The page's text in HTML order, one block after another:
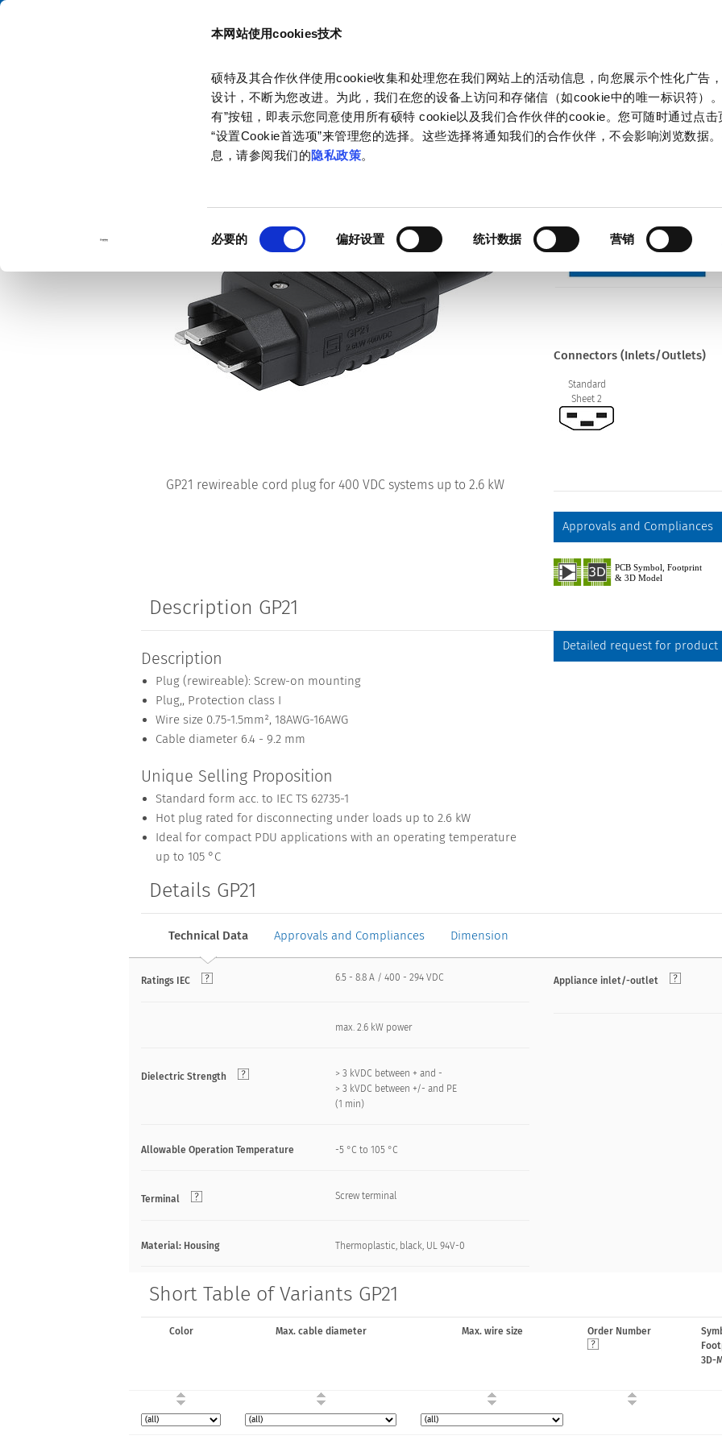
本网站使用cookies技术
硕特及其合作伙伴使用cookie收集和处理您在我们网站上的活动信息，向您展示个性化广告
设计，不断为您改进。为此，我们在您的设备上访问和存储信（如cookie中的唯一标识符）
有”按钮，即表示您同意使用所有硕特 cookie以及我们合作伙伴的cookie。您可随时通过点击
“设置Cookie首选项”来管理您的选择。这些选择将通知我们的合作伙伴，不会影响浏览数据
息，请参阅我们的隐私政策。
意
必要的 偏好设置 统计数据 营销
目录
Cord Connectors (Rewireable)
GP21 rewireable cord plug for 400 VDC systems up to 2.6 kW
Series
Connectors (Inlets/Outlets)
Standard
Sheet 2
Approvals and Compliances
Description GP21
Description
Plug (rewireable): Screw-on mounting
Plug,, Protection class I
Wire size 0.75-1.5mm², 18AWG-16AWG
Cable diameter 6.4 - 9.2 mm
Unique Selling Proposition
Standard form acc. to IEC TS 62735-1
Hot plug rated for disconnecting under loads up to 2.6 kW
Ideal for compact PDU applications with an operating temperature
up to 105 °C
Detailed request for product
Details GP21
Technical Data Approvals and Compliances Dimension
Ratings IEC 6.5 - 8.8 A / 400 - 294 VDC
max. 2.6 kW power
Dielectric Strength
> 3 kVDC between + and -
> 3 kVDC between +/- and PE
(1 min)
Allowable Operation Temperature -5 °C to 105 °C
Terminal Screw terminal
Material: Housing Thermoplastic, black, UL 94V-0
Appliance inlet/-outlet
Short Table of Variants GP21
Color Max. cable diameter Max. wire size Order Number
3D-